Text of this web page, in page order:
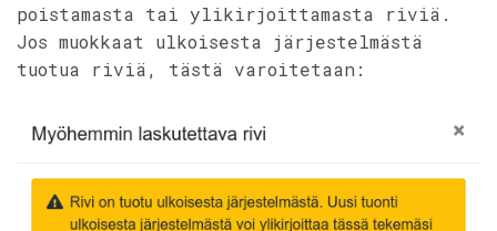
poistamasta tai ylikirjoittamasta riviä.
Jos muokkaat ulkoisesta järjestelmästä
tuotua riviä, tästä varoitetaan: